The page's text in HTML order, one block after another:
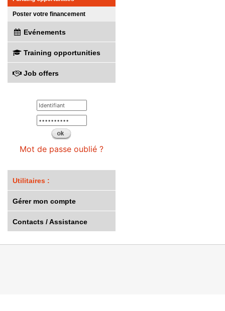
Poster votre financement
Evénements
Training opportunities
Job offers
Mot de passe oublié ?
Utilitaires :
Gérer mon compte
Contacts / Assistance